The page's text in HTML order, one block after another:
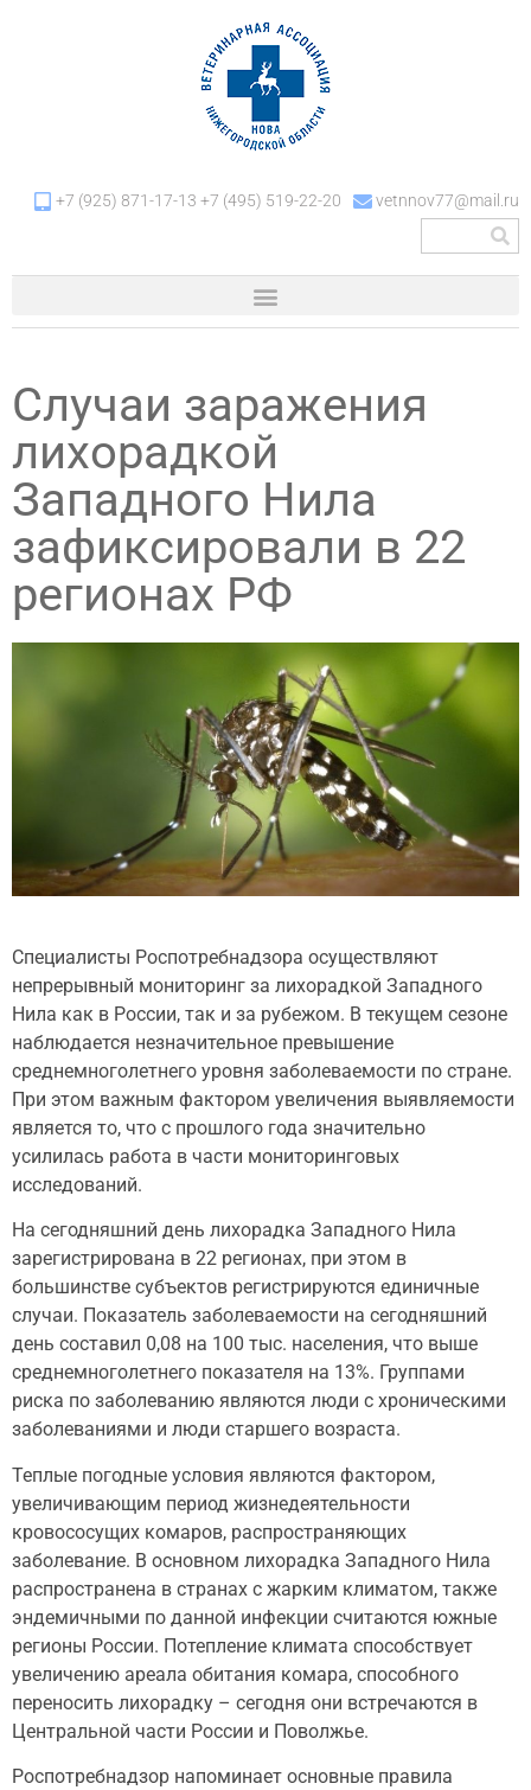
+7 (925) 871-17-13 +7 (495) 519-22-20 vetnnov77@mail.ru
Случаи заражения
лихорадкой
Западного Нила
зафиксировали в 22
регионах РФ
Специалисты Роспотребнадзора осуществляют
непрерывный мониторинг за лихорадкой Западного
Нила как в России, так и за рубежом. В текущем сезоне
наблюдается незначительное превышение
среднемноголетнего уровня заболеваемости по стране.
При этом важным фактором увеличения выявляемости
является то, что с прошлого года значительно
усилилась работа в части мониторинговых
исследований.
На сегодняшний день лихорадка Западного Нила
зарегистрирована в 22 регионах, при этом в
большинстве субъектов регистрируются единичные
случаи. Показатель заболеваемости на сегодняшний
день составил 0,08 на 100 тыс. населения, что выше
среднемноголетнего показателя на 13%. Группами
риска по заболеванию являются люди с хроническими
заболеваниями и люди старшего возраста.
Теплые погодные условия являются фактором,
увеличивающим период жизнедеятельности
кровососущих комаров, распространяющих
заболевание. В основном лихорадка Западного Нила
распространена в странах с жарким климатом, также
эндемичными по данной инфекции считаются южные
регионы России. Потепление климата способствует
увеличению ареала обитания комара, способного
переносить лихорадку – сегодня они встречаются в
Центральной части России и Поволжье.
Роспотребнадзор напоминает основные правила